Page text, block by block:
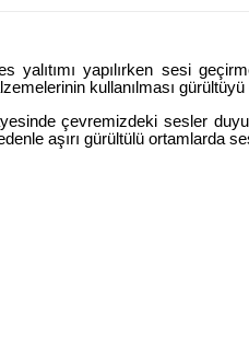
yalıtımı yapılırken sesi
kullanılması
çevremizdeki sesler
aşırı gürültülü ortamlarda